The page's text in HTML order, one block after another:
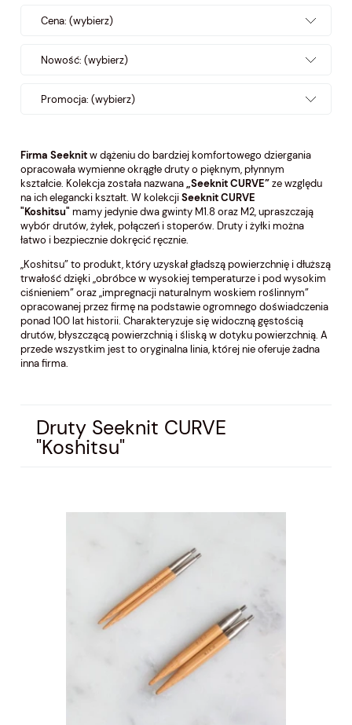
Cena: (wybierz)
Nowość: (wybierz)
Promocja: (wybierz)
Firma Seeknitw dążeniu do bardziej komfortowego dziergania
opracowała wymienne okrągłe druty o pięknym, płynnym
kształcie. Kolekcja została nazwana„Seeknit CURVE”ze względu
na ich elegancki kształt. W kolekcjiSeeknit CURVE
"Koshitsu" mamy jedynie dwa gwinty M1.8 oraz M2,upraszczają
wybór drutów, żyłek, połączeń i stoperów. Druty i żyłkimożna
łatwo i bezpiecznie dokręcić ręcznie.
„Koshitsu” to produkt, który uzyskał gładszą powierzchnię i dłuższą
trwałość dzięki „obróbce w wysokiej temperaturze i pod wysokim
ciśnieniem” oraz „impregnacji naturalnym woskiem roślinnym”
opracowanej przez firmę na podstawie ogromnego doświadczenia
ponad 100 lat historii. Charakteryzuje się widoczną gęstością
drutów, błyszczącą powierzchnią i śliską w dotyku powierzchnią. A
przede wszystkim jest to oryginalna linia, której nie oferuje żadna
inna firma.
Druty Seeknit CURVE
"Koshitsu"